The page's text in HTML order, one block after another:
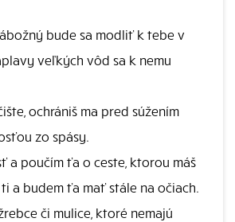
bude sa modliť k tebe v
veľkých vôd sa k nemu
ochrániš ma pred súžením
zo spásy.
a poučím ťa o ceste, ktorou máš
a budem ťa mať stále na očiach.
či mulice, ktoré nemajú